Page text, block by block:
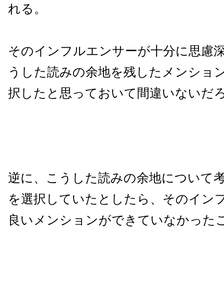
れる。
そのインフルエンサーが十分に思慮
うした読みの余地を残したメンショ
択したと思っておいて間違いないだ
逆に、こうした読みの余地について
を選択していたとしたら、そのイン
良いメンションができていなかった